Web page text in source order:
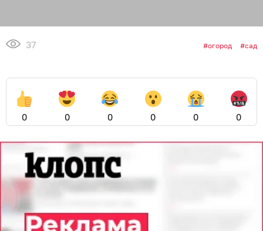
37 огород сад
0 0 0 0 0 0